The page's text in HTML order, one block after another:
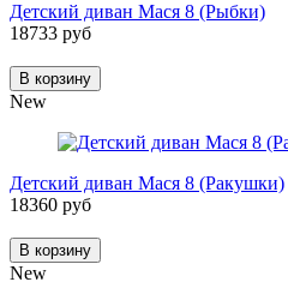
Детский диван Мася 8 (Рыбки)
18733 руб
В корзину
New
Детский диван Мася 8 (Ракушки)
18360 руб
В корзину
New